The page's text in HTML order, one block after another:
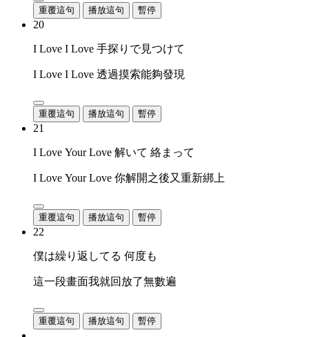
重覆這句 播放這句 暫停
20
I Love I Love 手探りで見つけて
I Love I Love 透過摸索能夠發現
重覆這句 播放這句 暫停
21
I Love Your Love 解いて 絡まって
I Love Your Love 你解開之後又重新綁上
重覆這句 播放這句 暫停
22
僕は繰り返してる 何度も
這一段畫面我就回放了無數遍
重覆這句 播放這句 暫停